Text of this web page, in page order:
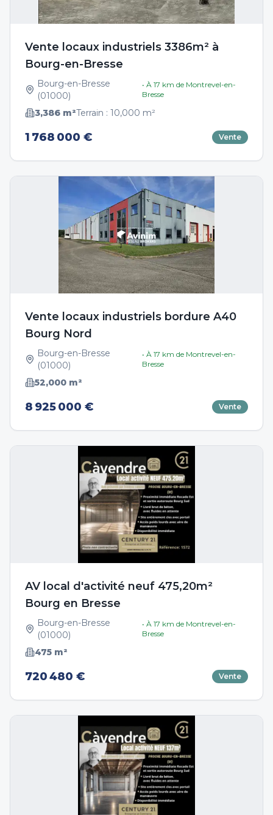
Vente locaux industriels 3386m² à
Bourg-en-Bresse
Bourg-en-Bresse
(01000)
• À 17 km de Montrevel-en-
Bresse
3,386 m²Terrain : 10,000 m²
1 768 000 € Vente
Vente locaux industriels bordure A40
Bourg Nord
Bourg-en-Bresse
(01000)
• À 17 km de Montrevel-en-
Bresse
52,000 m²
8 925 000 € Vente
AV local d'activité neuf 475,20m²
Bourg en Bresse
Bourg-en-Bresse
(01000)
• À 17 km de Montrevel-en-
Bresse
475 m²
720 480 € Vente